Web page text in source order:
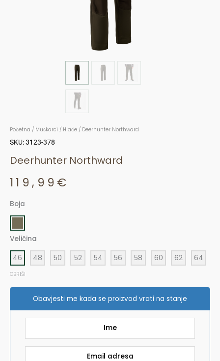
Početna / Muškarci / Hlače / Deerhunter Northward
SKU: 3123-378
Deerhunter Northward
119,99 €
Boja
Veličina
46 48 50 52 54 56 58 60 62 64
OBRIŠI
Obavjesti me kada se proizvod vrati na stanje
Deerhunter
količina